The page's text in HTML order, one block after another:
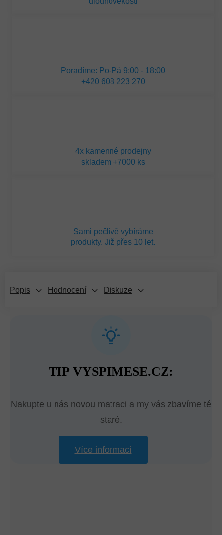
Poradíme: Po-Pá 9:00 - 18:00
+420 608 223 270
4x kamenné prodejny
skladem +7000 ks
Sami pečlivě vybíráme
produkty. Již přes 10 let.
Popis Hodnocení Diskuze
TIP VYSPIMESE.CZ:
Nakupte u nás novou matraci a my vás zbavíme té
staré.
Více informací